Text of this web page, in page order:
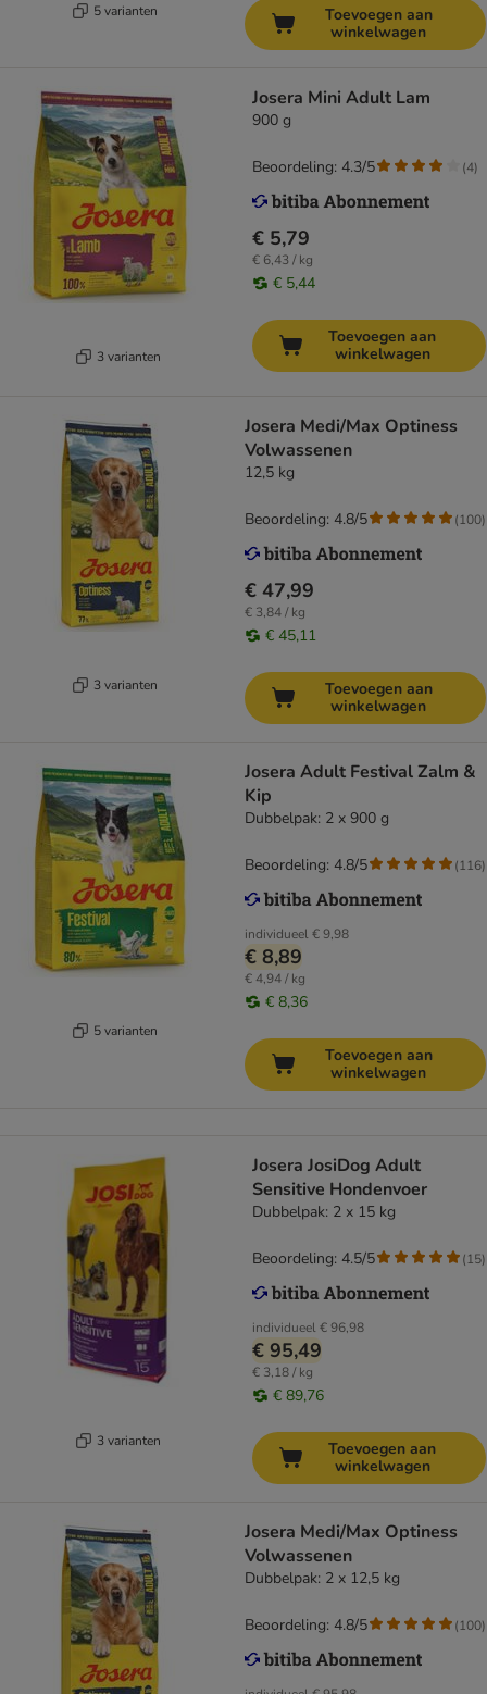
5 varianten
Toevoegen aan
winkelwagen
3 varianten
Josera Mini Adult Lam
900 g
€ 5,79
€ 6,43 / kg
€ 5,44
Beoordeling: 4.3/5 (4)
Toevoegen aan
winkelwagen
3 varianten
Josera Medi/Max Optiness
Volwassenen
12,5 kg
€ 47,99
€ 3,84 / kg
€ 45,11
Beoordeling: 4.8/5 (100)
Toevoegen aan
winkelwagen
5 varianten
Josera Adult Festival Zalm &
Kip
Dubbelpak: 2 x 900 g
individueel€ 9,98
€ 8,89
€ 4,94 / kg
€ 8,36
Beoordeling: 4.8/5 (116)
Toevoegen aan
winkelwagen
3 varianten
Josera JosiDog Adult
Sensitive Hondenvoer
Dubbelpak: 2 x 15 kg
individueel€ 96,98
€ 95,49
€ 3,18 / kg
€ 89,76
Beoordeling: 4.5/5 (15)
Toevoegen aan
winkelwagen
Josera Medi/Max Optiness
Volwassenen
Dubbelpak: 2 x 12,5 kg
Beoordeling: 4.8/5 (100)